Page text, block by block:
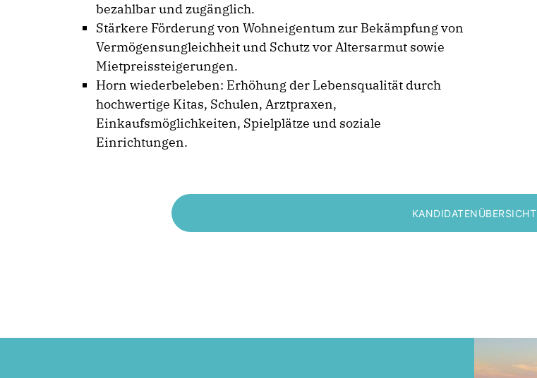
bezahlbar und zugänglich.
Stärkere Förderung von Wohneigentum zur Bekämpfung von
Vermögensungleichheit und Schutz vor Altersarmut sowie
Mietpreissteigerungen.
Horn wiederbeleben: Erhöhung der Lebensqualität durch
hochwertige Kitas, Schulen, Arztpraxen,
Einkaufsmöglichkeiten, Spielplätze und soziale
Einrichtungen.
KANDIDATENÜBERSICHT